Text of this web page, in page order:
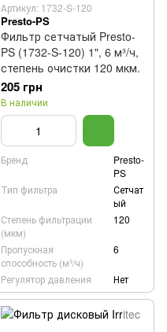
Артикул: 1732-S-120
Presto-PS
Фильтр сетчатый Presto-
PS (1732-S-120) 1", 6 м³/ч,
степень очистки 120 мкм.
205 грн
В наличии
Бренд
Presto-
PS
Тип фильтра
Сетчат
ый
Степень фильтрации
(мкм)
120
Пропускная
способность (м³/ч)
6
Регулятор давления Нет